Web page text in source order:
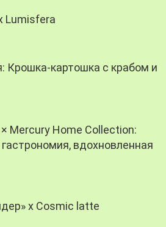
Lumisfera
Крошка-картошка с крабом и
Mercury Home Collection:
вдохновленная
х Cosmic latte